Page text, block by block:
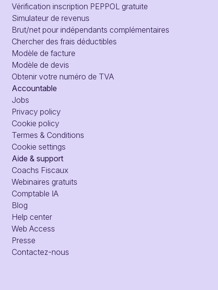
Vérification inscription PEPPOL gratuite
Simulateur de revenus
Brut/net pour indépendants complémentaires
Chercher des frais déductibles
Modèle de facture
Modèle de devis
Obtenir votre numéro de TVA
Accountable
Jobs
Privacy policy
Cookie policy
Termes & Conditions
Cookie settings
Aide & support
Coachs Fiscaux
Webinaires gratuits
Comptable IA
Blog
Help center
Web Access
Presse
Contactez-nous